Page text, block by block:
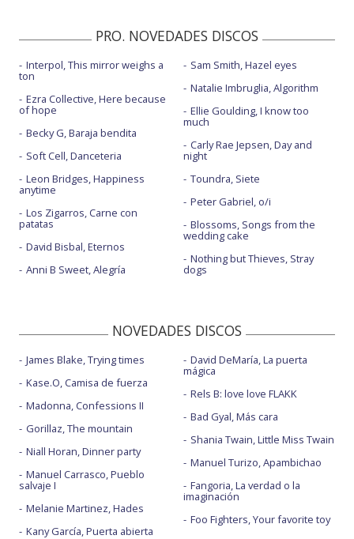
PRO. NOVEDADES DISCOS
Interpol, This mirror weighs a
ton
Ezra Collective, Here because
of hope
Becky G, Baraja bendita
Soft Cell, Danceteria
Leon Bridges, Happiness
anytime
Los Zigarros, Carne con
patatas
David Bisbal, Eternos
Anni B Sweet, Alegría
Sam Smith, Hazel eyes
Natalie Imbruglia, Algorithm
Ellie Goulding, I know too
much
Carly Rae Jepsen, Day and
night
Toundra, Siete
Peter Gabriel, o/i
Blossoms, Songs from the
wedding cake
Nothing but Thieves, Stray
dogs
NOVEDADES DISCOS
James Blake, Trying times
Kase.O, Camisa de fuerza
Madonna, Confessions II
Gorillaz, The mountain
Niall Horan, Dinner party
Manuel Carrasco, Pueblo
salvaje I
Melanie Martinez, Hades
Kany García, Puerta abierta
David DeMaría, La puerta
mágica
Rels B: love love FLAKK
Bad Gyal, Más cara
Shania Twain, Little Miss Twain
Manuel Turizo, Apambichao
Fangoria, La verdad o la
imaginación
Foo Fighters, Your favorite toy